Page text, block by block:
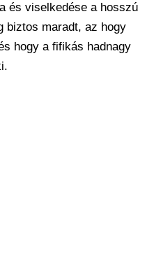
és viselkedése a hosszú
biztos maradt, az hogy
hogy a fifikás hadnagy